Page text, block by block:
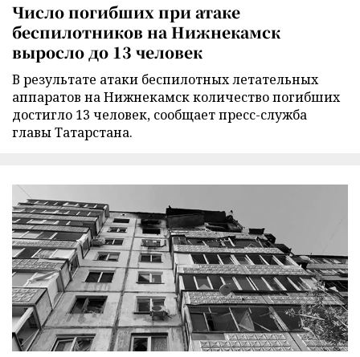
Число погибших при атаке
беспилотников на Нижнекамск
выросло до 13 человек
В результате атаки беспилотных летательных
аппаратов на Нижнекамск количество погибших
достигло 13 человек, сообщает пресс-служба
главы Татарстана.